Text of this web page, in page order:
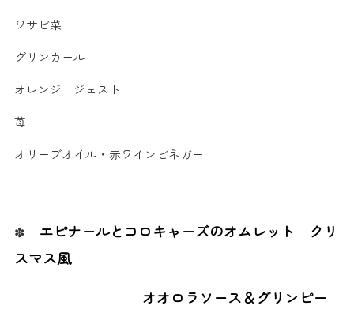
ワサビ菜
グリンカール
オレンジ ジェスト
苺
オリーブオイル・赤ワインビネガー
✽ エピナールとコロキャーズのオムレット クリ
スマス風
オオロラソース＆グリンピー